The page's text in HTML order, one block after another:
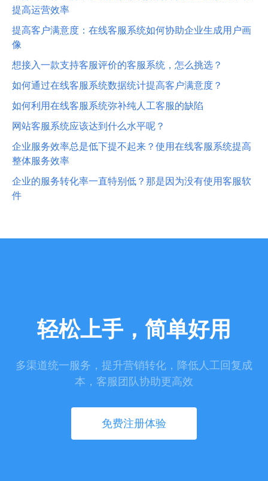
提高运营效率
提高客户满意度：在线客服系统如何协助企业生成用户画
像
想接入一款支持客服评价的客服系统，怎么挑选？
如何通过在线客服系统数据统计提高客户满意度？
如何利用在线客服系统弥补纯人工客服的缺陷
网站客服系统应该达到什么水平呢？
企业服务效率总是低下提不起来？使用在线客服系统提高
整体服务效率
企业的服务转化率一直特别低？那是因为没有使用客服软
件
轻松上手，简单好用
多渠道统一服务，提升营销转化，降低人工回复成
本，客服团队协助更高效
免费注册体验